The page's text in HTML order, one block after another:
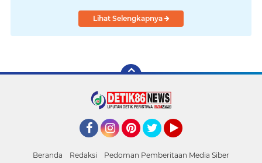
Lihat Selengkapnya
Beranda Redaksi
Pedoman Pemberitaan Media Siber